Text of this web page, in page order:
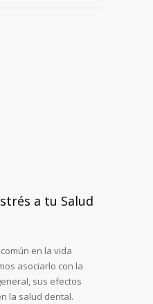
a tu Salud
en la vida
asociarlo con la
sus efectos
la salud dental.